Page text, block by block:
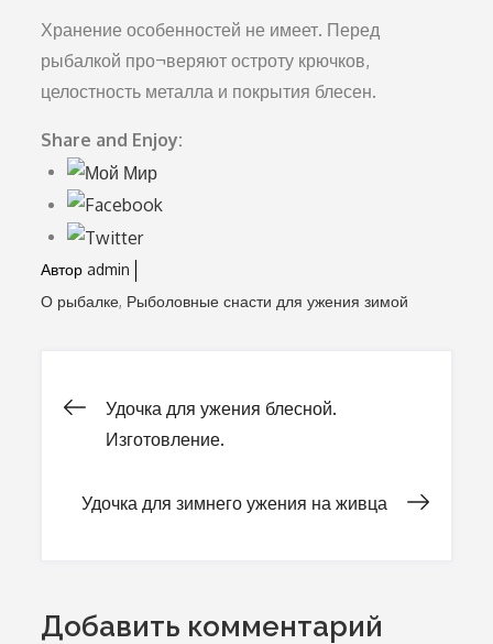
Хранение особенностей не имеет. Перед
рыбалкой про¬веряют остроту крючков,
целостность металла и покрытия блесен.
Share and Enjoy:
Авторadmin
О рыбалке Рыболовные снасти для ужения зимой
Навигация
по
Удочка для ужения блесной.
Изготовление.
Удочка для зимнего ужения на живца
Добавить комментарий